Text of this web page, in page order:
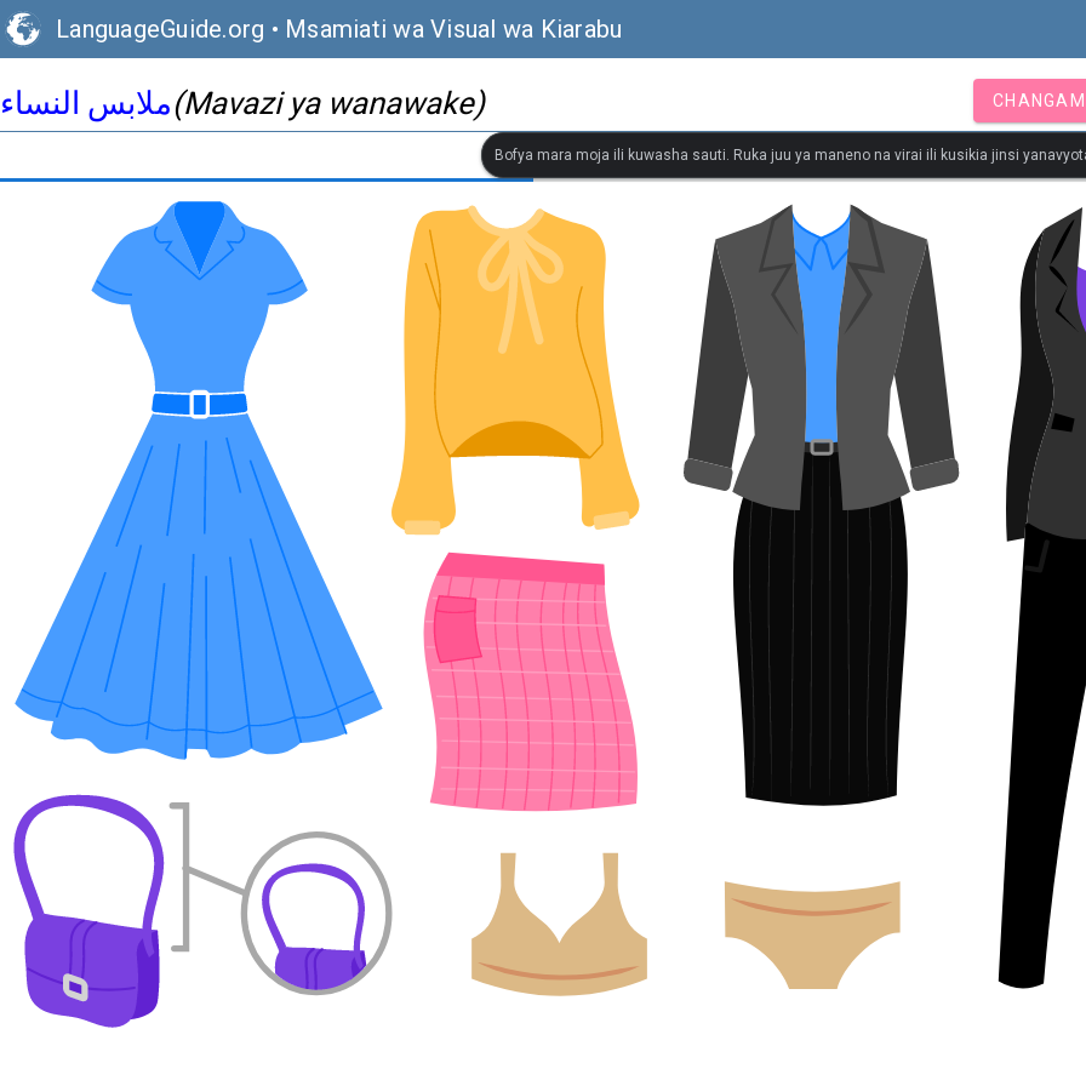
LanguageGuide.org • Msamiati wa Visual wa Kiarabu
ملابس النساء(Mavazi ya wanawake)
Bofya mara moja ili kuwasha sauti. Ruka juu ya maneno na virai ili kusikia jinsi